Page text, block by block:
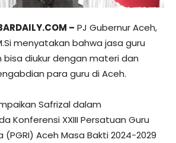
– PJ Gubernur Aceh,
menyatakan bahwa jasa guru
bisa diukur dengan materi dan
para guru di Aceh.
Safrizal dalam
Konferensi XXIII Persatuan Guru
(PGRI) Aceh Masa Bakti 2024-2029